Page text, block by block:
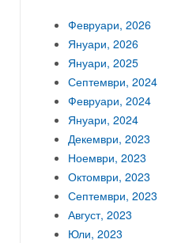
Февруари, 2026
Януари, 2026
Януари, 2025
Септември, 2024
Февруари, 2024
Януари, 2024
Декември, 2023
Ноември, 2023
Октомври, 2023
Септември, 2023
Август, 2023
Юли, 2023